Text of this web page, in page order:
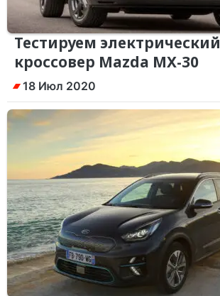
Тестируем электрический
кроссовер Mazda MX-30
18 Июл 2020